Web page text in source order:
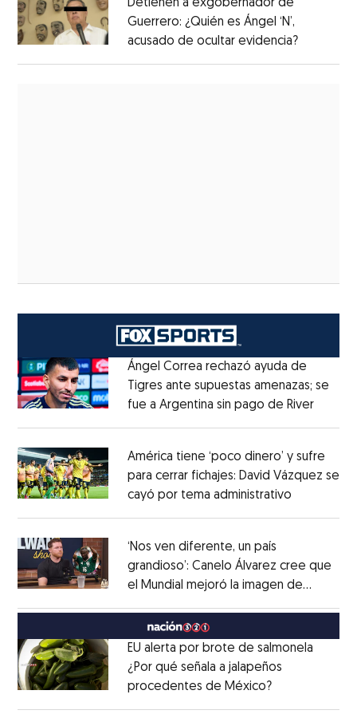
Detienen a exgobernador de
Guerrero: ¿Quién es Ángel ‘N’,
acusado de ocultar evidencia?
Ángel Correa rechazó ayuda de
Tigres ante supuestas amenazas; se
fue a Argentina sin pago de RiverOpens
América tiene ‘poco dinero’ y sufre
para cerrar fichajes: David Vázquez se
cayó por tema administrativo
‘Nos ven diferente, un país
grandioso’: Canelo Álvarez cree que
el Mundial mejoró la imagen de
MéxicoOpens in new window
EU alerta por brote de salmonela
¿Por qué señala a jalapeños
procedentes de México?Opens in new